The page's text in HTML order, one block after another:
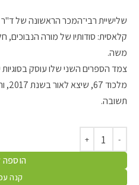
שלישיית רבי־המכר הראשונה של ד"ר
קלאסית: סודותיו של מורה הנבוכים,
משה.
צמד הספרים השני שלו עוסק
תשובה.
הוספה
קנה